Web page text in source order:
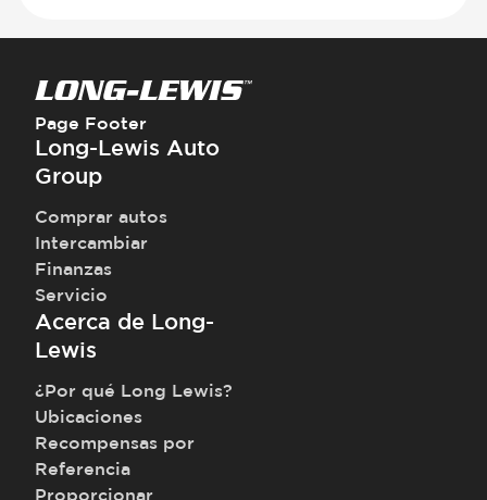
Page Footer
Long-Lewis Auto
Group
Comprar autos
Intercambiar
Finanzas
Servicio
Acerca de Long-
Lewis
¿Por qué Long Lewis?
Ubicaciones
Recompensas por
Referencia
Proporcionar